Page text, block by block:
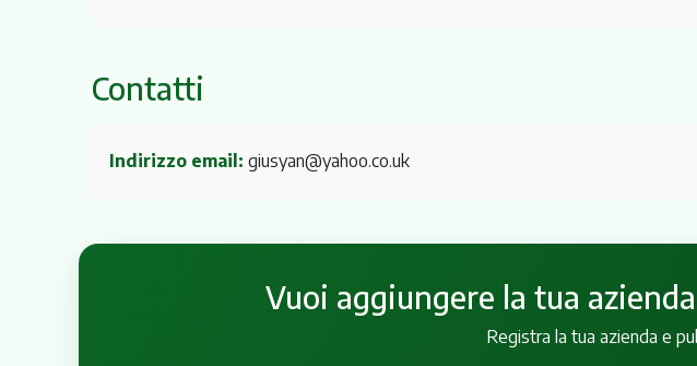
Contatti
Indirizzo email: giusyan@yahoo.co.uk
Vuoi aggiungere la tua
Registra la tua azienda e